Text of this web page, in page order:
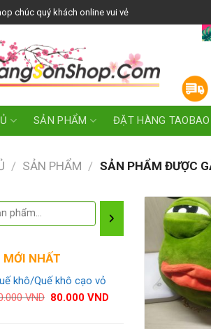
chúc quý khách online vui vẻ
SẢN PHẨM ĐẶT HÀNG TAOBAO
/ SẢN PHẨM / SẢN PHẨM ĐƯỢC
MỚI NHẤT
khô/Quế khô cạo vỏ
VND Giá
80.000VND